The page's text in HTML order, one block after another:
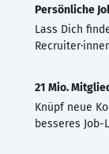
Persönliche
Lass Dich
21 Mio.
Knüpf neue
besseres Job-